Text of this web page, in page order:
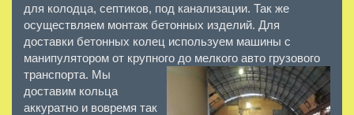
для колодца, септиков, под канализации. Так же
осуществляем монтаж бетонных изделий. Для
доставки бетонных колец используем машины с
манипулятором от крупного до мелкого авто грузового
транспорта. Мы
доставим кольца
аккуратно и вовремя так